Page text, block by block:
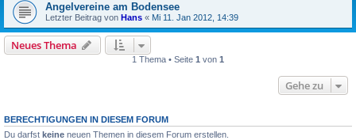
Angelvereine am Bodensee
Letzter Beitrag von Hans « Mi 11. Jan 2012, 14:39
Neues Thema
1 Thema • Seite 1 von 1
Gehe zu
BERECHTIGUNGEN IN DIESEM FORUM
Du darfst keine neuen Themen in diesem Forum erstellen.